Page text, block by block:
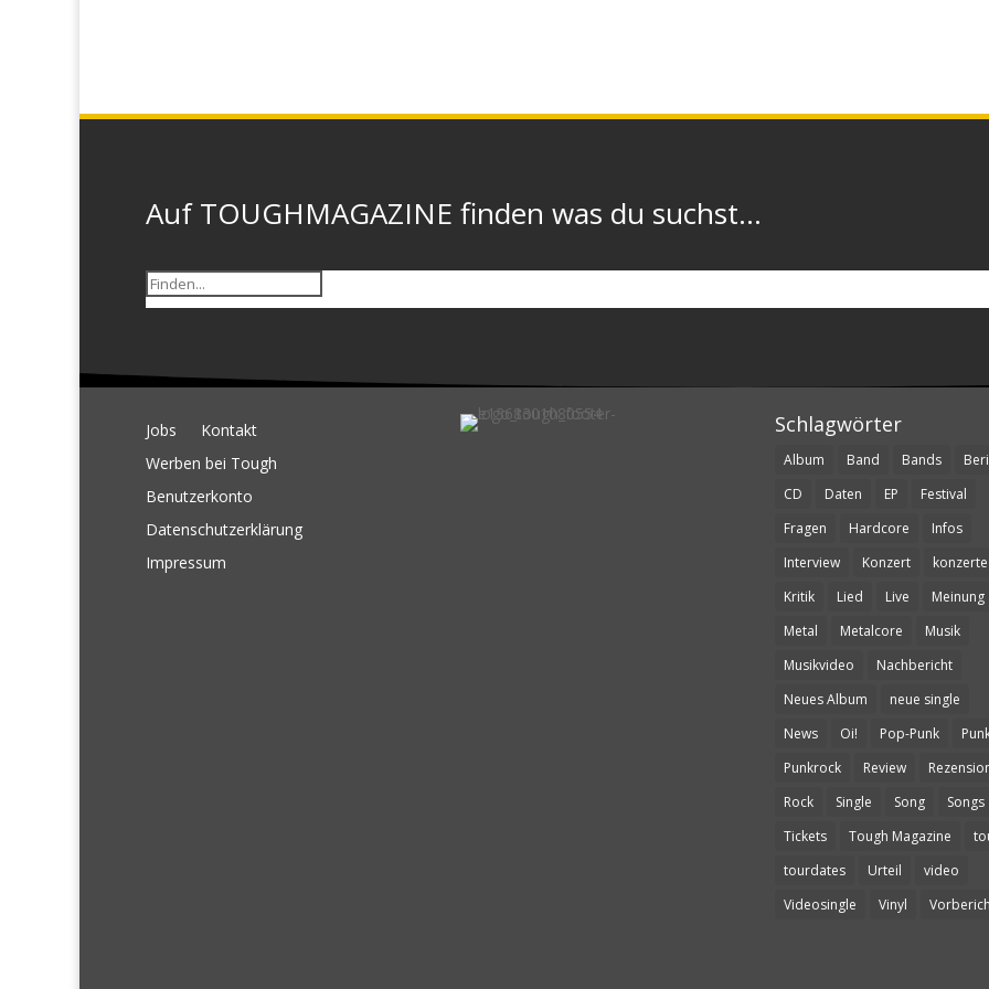
Auf TOUGHMAGAZINE finden was du suchst...
Jobs
Kontakt
Werben bei Tough
Benutzerkonto
Datenschutzerklärung
Impressum
Schlagwörter
Album Band Bands
CD
Daten EP
Festival
Fragen
Hardcore
Infos
Interview
Konzert
konzerte
Kritik
Lied Live
Meinung
Metal
Metalcore
Musik
Musikvideo
Nachbericht
Neues Album
neue single
News
Oi! Pop-Punk
Punkrock
Review
Rock
Single Song
Songs
Tickets
Tough Magazine
tourdates
Urteil
video
Videosingle
Vinyl